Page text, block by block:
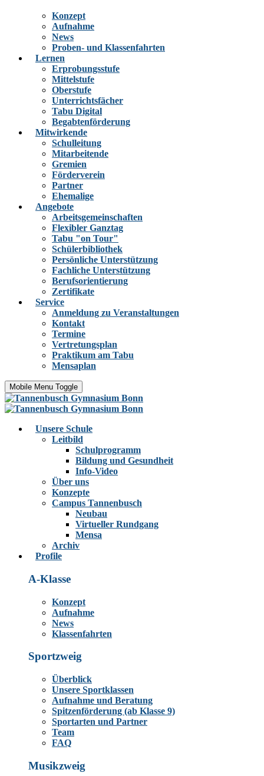
Konzept
Aufnahme
News
Proben- und Klassenfahrten
Lernen
Erprobungsstufe
Mittelstufe
Oberstufe
Unterrichtsfächer
Tabu Digital
Begabtenförderung
Mitwirkende
Schulleitung
Mitarbeitende
Gremien
Förderverein
Partner
Ehemalige
Angebote
Arbeitsgemeinschaften
Flexibler Ganztag
Tabu "on Tour"
Schülerbibliothek
Persönliche Unterstützung
Fachliche Unterstützung
Berufsorientierung
Zertifikate
Service
Anmeldung zu Veranstaltungen
Kontakt
Termine
Vertretungsplan
Praktikum am Tabu
Mensaplan
Mobile Menu Toggle
Unsere Schule
Leitbild
Schulprogramm
Bildung und Gesundheit
Info-Video
Über uns
Konzepte
Campus Tannenbusch
Neubau
Virtueller Rundgang
Mensa
Archiv
Profile
A-Klasse
Konzept
Aufnahme
News
Klassenfahrten
Sportzweig
Überblick
Unsere Sportklassen
Aufnahme und Beratung
Spitzenförderung (ab Klasse 9)
Sportarten und Partner
Team
FAQ
Musikzweig